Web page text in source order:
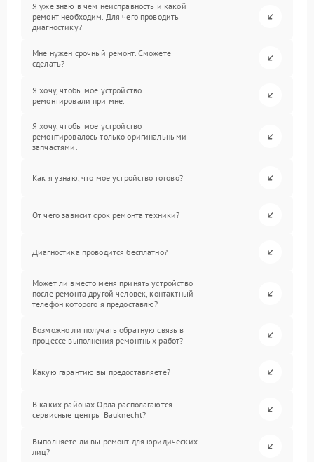
Я уже знаю в чем неисправность и какой
ремонт необходим. Для чего проводить
диагностику?
Мне нужен срочный ремонт. Сможете
сделать?
Я хочу, чтобы мое устройство
ремонтировали при мне.
Я хочу, чтобы мое устройство
ремонтировалось только оригинальными
запчастями.
Как я узнаю, что мое устройство готово?
От чего зависит срок ремонта техники?
Диагностика проводится бесплатно?
Может ли вместо меня принять устройство
после ремонта другой человек, контактный
телефон которого я предоставлю?
Возможно ли получать обратную связь в
процессе выполнения ремонтных работ?
Какую гарантию вы предоставляете?
В каких районах Орла располагаются
сервисные центры Bauknecht?
Выполняете ли вы ремонт для юридических
лиц?